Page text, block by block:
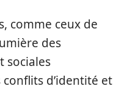
comme ceux de
des
sociales
d’identité et